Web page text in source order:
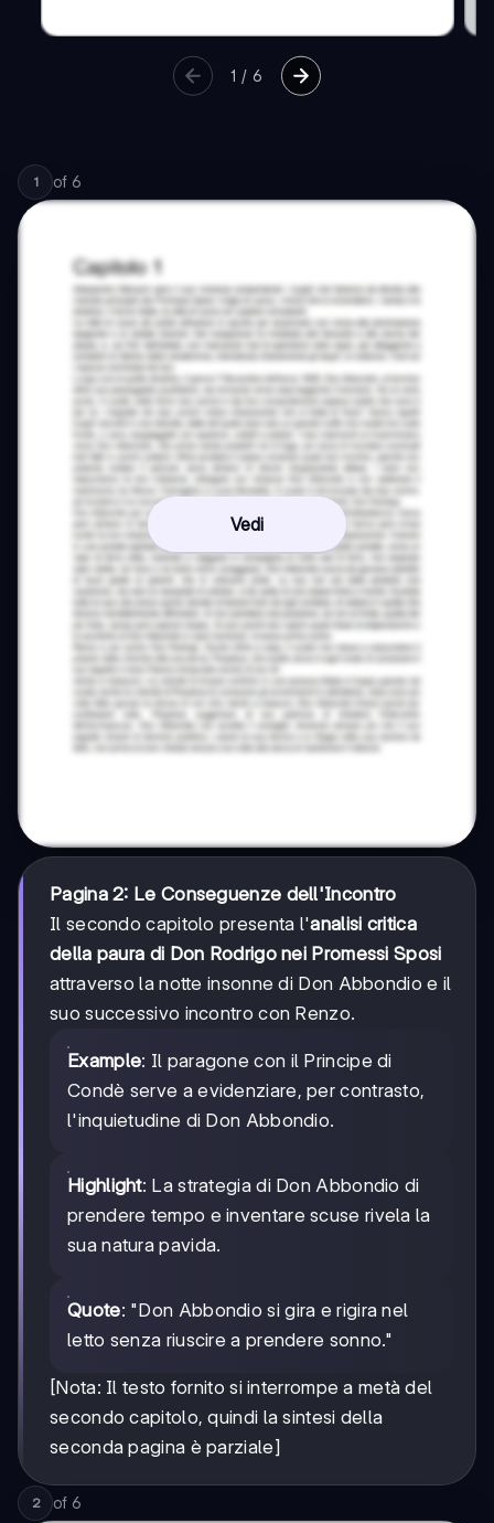
1 /6
1 of 6
Vedi
Pagina 2: Le Conseguenze dell'Incontro
Il secondo capitolo presenta l'analisi critica
della paura di Don Rodrigo nei Promessi Sposi
attraverso la notte insonne di Don Abbondio e il
suo successivo incontro con Renzo.
Example: Il paragone con il Principe di
Condè serve a evidenziare, per contrasto,
l'inquietudine di Don Abbondio.
Highlight: La strategia di Don Abbondio di
prendere tempo e inventare scuse rivela la
sua natura pavida.
Quote: "Don Abbondio si gira e rigira nel
letto senza riuscire a prendere sonno."
[Nota: Il testo fornito si interrompe a metà del
secondo capitolo, quindi la sintesi della
seconda pagina è parziale]
2 of 6